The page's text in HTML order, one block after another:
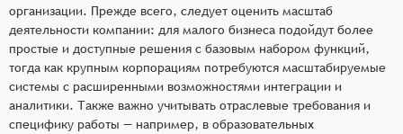
организации. Прежде всего, следует оценить масштаб
деятельности компании: для малого бизнеса подойдут более
простые и доступные решения с базовым набором функций,
тогда как крупным корпорациям потребуются масштабируемые
системы с расширенными возможностями интеграции и
аналитики. Также важно учитывать отраслевые требования и
специфику работы — например, в образовательных